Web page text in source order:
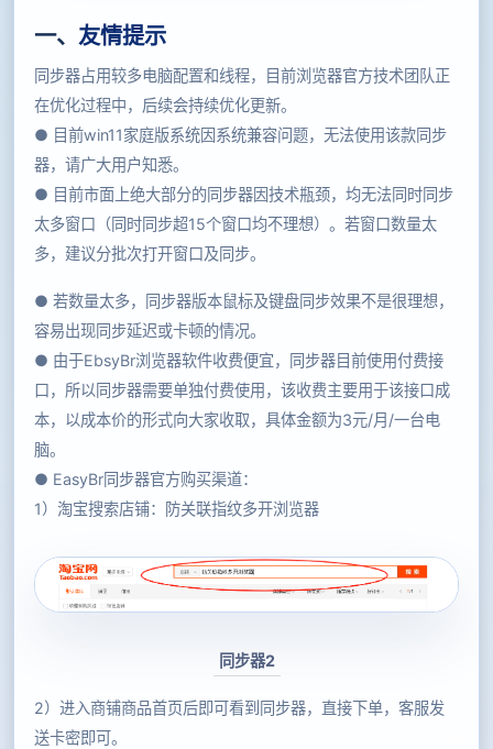
一、 友情提示
同步器占用较多电脑配置和线程，目前浏览器官方技术团队正
在优化过程中，后续会持续优化更新。
● 目前win11家庭版系统因系统兼容问题，无法使用该款同步
器，请广大用户知悉。
● 目前市面上绝大部分的同步器因技术瓶颈，均无法同时同步
太多窗口（同时同步超15个窗口均不理想）。若窗口数量太
多，建议分批次打开窗口及同步。
● 若数量太多，同步器版本鼠标及键盘同步效果不是很理想，
容易出现同步延迟或卡顿的情况。
● 由于EbsyBr浏览器软件收费便宜，同步器目前使用付费接
口，所以同步器需要单独付费使用，该收费主要用于该接口成
本，以成本价的形式向大家收取，具体金额为3元/月/一台电
脑。
● EasyBr同步器官方购买渠道：
1）淘宝搜索店铺：防关联指纹多开浏览器
同步器2
2）进入商铺商品首页后即可看到同步器，直接下单，客服发
送卡密即可。